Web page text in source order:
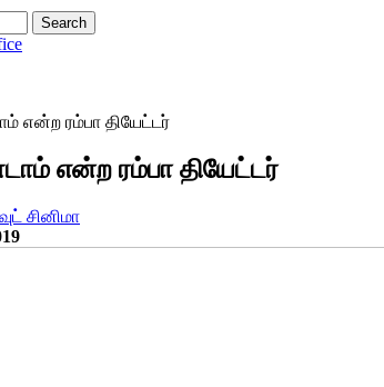
என்ற ரம்பா தியேட்டர்
என்ற ரம்பா தியேட்டர்
சினிமா